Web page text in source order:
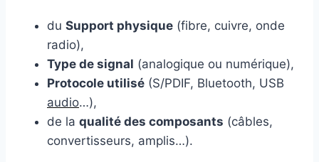
du Support physique (fibre, cuivre, onde
radio),
Type de signal (analogique ou numérique),
Protocole utilisé (S/PDIF, Bluetooth, USB
audio…),
de la qualité des composants (câbles,
convertisseurs, amplis…).